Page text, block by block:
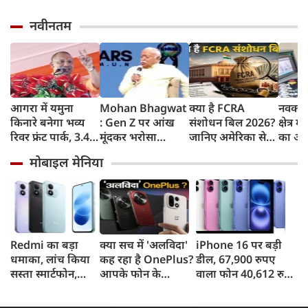
नवीनतम
आगरा में यमुना
किनारे बनेगा भव्य
रिवर फ्रंट पार्क, 3.46
करेगी योगी सरकार;
मिलेंगी ये खास
सुविधाएं
Mohan Bhagwat
: Gen Z पर आंख
मूंदकर भरोसा
प्रदर्शन को राष्ट्रविरोधी
न बताएं, RSS प्रमुख
मोहन भागवत का
बड़ा बयान, चीन और
पाकिस्तान को लेकर
क्या कहा
क्या है FCRA
संशोधन बिल 2026?
जानिए अमेरिका से
क्यों हैं चिंतित
क्षेत्र
का
यादव
मोबाइल मेनिया
Redmi का बड़ा
धमाका, लांच किया
सस्ता स्मार्टफोन,
क्या सच में 'अलविदा'
कह रहा है OnePlus?
आपके फोन के
iPhone 16 पर बड़ी
डील, 67,900 रुपए
वाला फोन 40,612 रुपए